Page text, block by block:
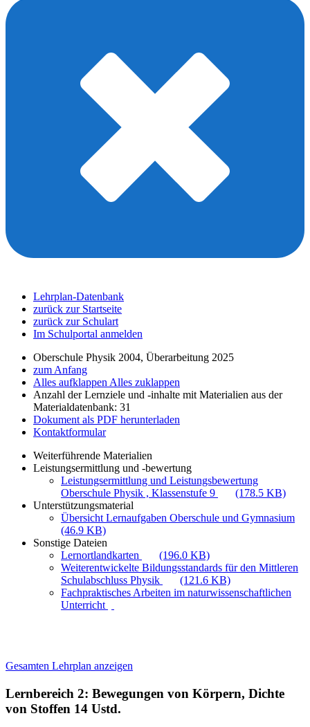
Lehrplan-Datenbank
zurück zur Startseite
zurück zur Schulart
Im Schulportal anmelden
Oberschule Physik 2004, Überarbeitung 2025
zum Anfang
Alles aufklappen Alles zuklappen
Anzahl der Lernziele und -inhalte mit Materialien aus der
Materialdatenbank: 31
Dokument als PDF herunterladen
Kontaktformular
Weiterführende Materialien
Leistungsermittlung und -bewertung
Leistungsermittlung und Leistungsbewertung
Oberschule Physik , Klassenstufe 9
(178.5 KB)
Unterstützungsmaterial
Übersicht Lernaufgaben Oberschule und Gymnasium
(46.9 KB)
Sonstige Dateien
Lernortlandkarten
(196.0 KB)
Weiterentwickelte Bildungsstandards für den Mittleren
Schulabschluss Physik
(121.6 KB)
Fachpraktisches Arbeiten im naturwissenschaftlichen
Unterricht
Gesamten Lehrplan anzeigen
Lernbereich 2: Bewegungen von Körpern, Dichte
von Stoffen 14 Ustd.